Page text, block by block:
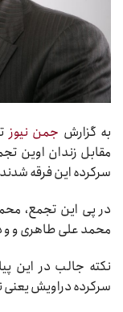
به گزارش جمن نیوز
مقابل زندان اوین
سرکرده این فرقه
در پی این تجمع،
محمد علی طاهری و و
نکته جالب در این
سرکرده دراویش یعنی